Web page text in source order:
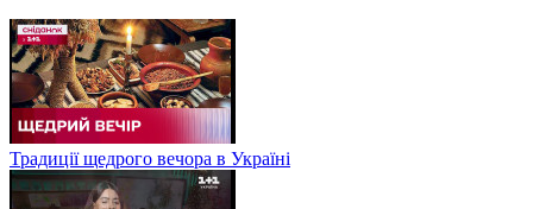
Традиції щедрого вечора в Україні